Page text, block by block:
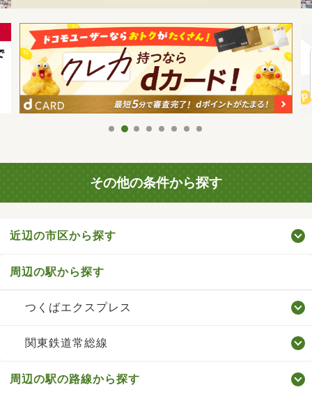
その他の条件から探す
近辺の市区から探す
周辺の駅から探す
つくばエクスプレス
関東鉄道常総線
周辺の駅の路線から探す